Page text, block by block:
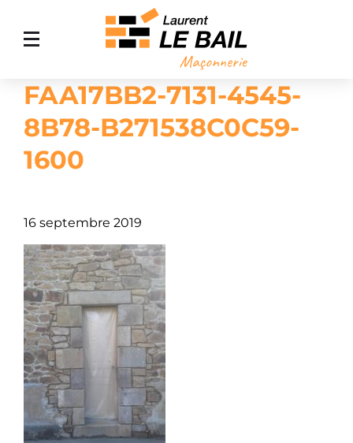
ACCUEIL
MAÇONNERIE GÉNÉRALE
NOS RÉALISATIONS
CONTACT
FAA17BB2-7131-4545-
8B78-B271538C0C59-
1600
16 septembre 2019